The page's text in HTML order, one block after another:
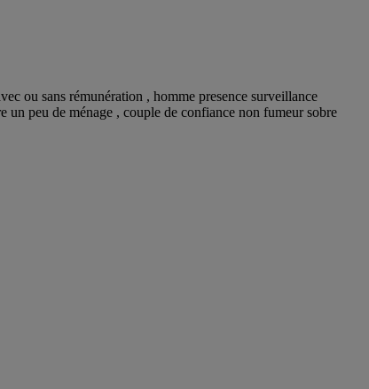
ou sans rémunération , homme presence surveillance
un peu de ménage , couple de confiance non fumeur sobre